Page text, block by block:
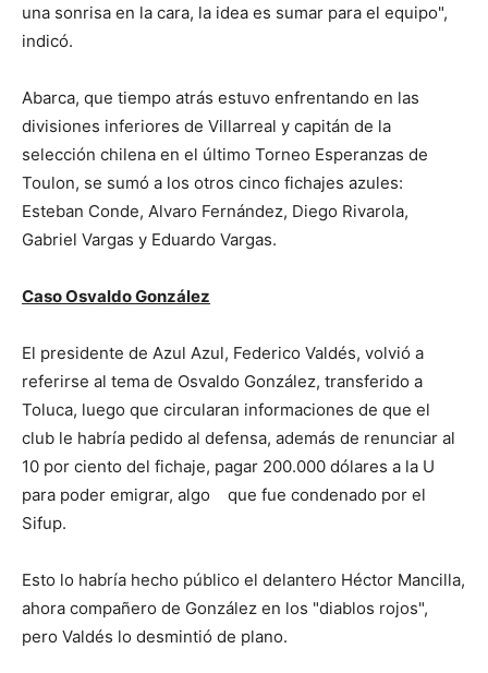
una sonrisa en la cara, la idea es sumar para el equipo",
indicó.
Abarca, que tiempo atrás estuvo enfrentando en las
divisiones inferiores de Villarreal y capitán de la
selección chilena en el último Torneo Esperanzas de
Toulon, se sumó a los otros cinco fichajes azules:
Esteban Conde, Alvaro Fernández, Diego Rivarola,
Gabriel Vargas y Eduardo Vargas.
Caso Osvaldo González
El presidente de Azul Azul, Federico Valdés, volvió a
referirse al tema de Osvaldo González, transferido a
Toluca, luego que circularan informaciones de que el
club le habría pedido al defensa, además de renunciar al
10 por ciento del fichaje, pagar 200.000 dólares a la U
para poder emigrar, algo que fue condenado por el
Sifup.
Esto lo habría hecho público el delantero Héctor Mancilla,
ahora compañero de González en los "diablos rojos",
pero Valdés lo desmintió de plano.